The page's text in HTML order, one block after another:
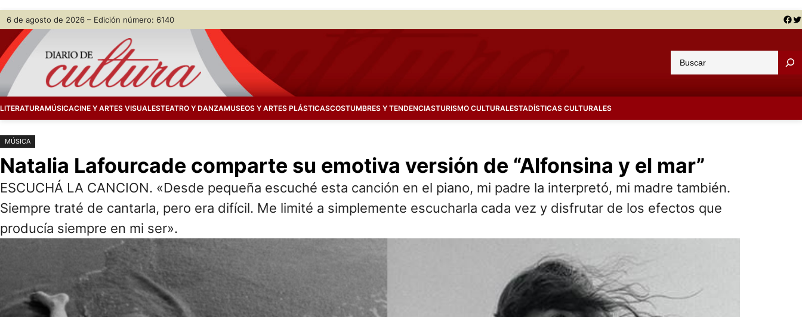
Saltar
contenido
Skip
content
6 de agosto de 2026 – Edición número: 6140 Facebook Twitter
u
a
LITERATURAMÚSICACINE Y ARTES VISUALESTEATRO Y DANZAMUSEOS Y ARTES PLÁSTICASCOSTUMBRES Y TENDENCIASTURISMO CULTURALESTADÍSTICAS CULTURALES
MÚSICA
Natalia Lafourcade comparte su emotiva versión de “Alfonsina y el mar”
ESCUCHÁ LA CANCION. «Desde pequeña escuché esta canción en el piano, mi padre la interpretó, mi madre también.
Siempre traté de cantarla, pero era difícil. Me limité a simplemente escucharla cada vez y disfrutar de los efectos que
producía siempre en mi ser».